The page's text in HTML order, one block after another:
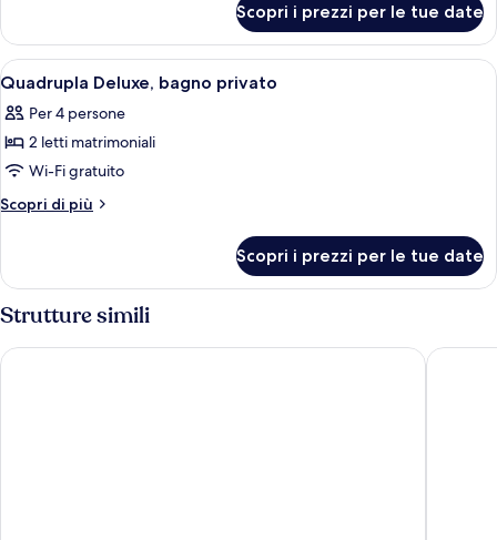
Classic,
bagno
privato
Scopri i prezzi per le tue date
Apri
tutte
le
foto
per
Quadrupla
privato
Una camera da letto con un letto di
6
Quadrupla Deluxe, bagno privato
Per 4 persone
2 letti matrimoniali
Wi-Fi gratuito
Scopri di più
Altri
Deluxe,
bagno
privato
Scopri i prezzi per le tue date
Strutture simili
Casa Vera Affittacamere e Appartamenti B&B